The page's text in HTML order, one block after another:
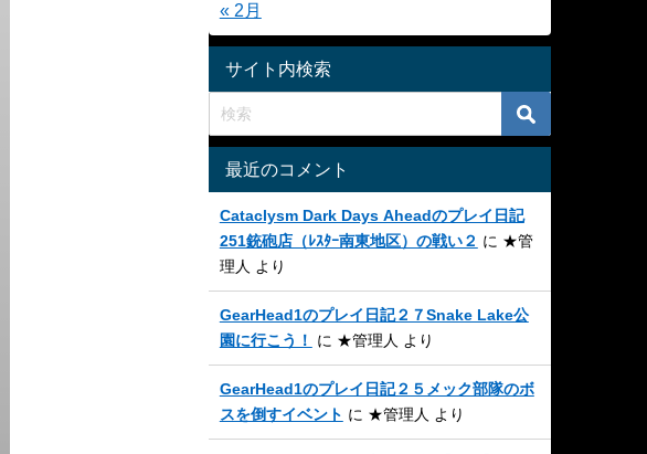
« 2月
サイト内検索
最近のコメント
Cataclysm Dark Days Aheadのプレイ日記
251銃砲店（ﾚｽﾀｰ南東地区）の戦い２ に ★管
理人
より
GearHead1のプレイ日記２７Snake Lake公
園に行こう！
に ★管理人 より
GearHead1のプレイ日記２５メック部隊のボ
スを倒すイベント に ★管理人 より